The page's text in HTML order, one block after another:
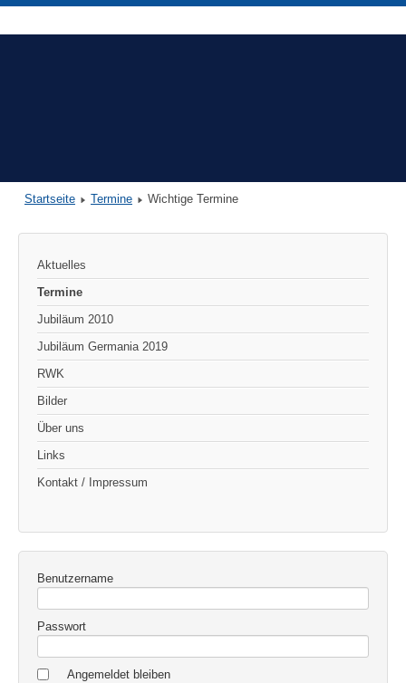
Startseite Termine Wichtige Termine
Aktuelles
Termine
Jubiläum 2010
Jubiläum Germania 2019
RWK
Bilder
Über uns
Links
Kontakt / Impressum
Benutzername
Passwort
Angemeldet bleiben